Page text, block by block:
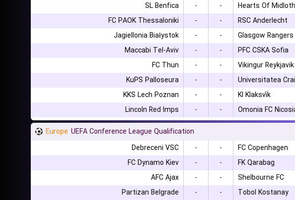
SL Benfica
- - Hearts Of
FC PAOK Thessaloniki
- - RSC Anderlecht
Jagiellonia Białystok
- - Glasgow Rangers
Maccabi Tel-Aviv
- - PFC CSKA Sofia
FC Thun
- - Vikingur Reykjavik
KuPS Palloseura
- - Universitatea
KKS Lech Poznan
- - KI Klaksvík
Lincoln Red Imps
- - Omonia FC
Europe UEFA Conference League Qualification
Debreceni VSC
- - FC Copenhagen
FC Dynamo Kiev
- - FK Qarabag
AFC Ajax
- - Shelbourne FC
Partizan Belgrade
- - Tobol Kostanay